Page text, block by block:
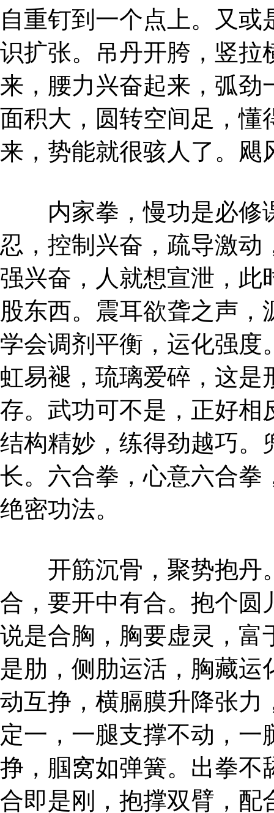
自重钉到一个点上。又
识扩张。吊丹开胯，竖拉
来，腰力兴奋起来，弧劲
面积大，圆转空间足，懂
来，势能就很骇人了。飓
内家拳，慢功是必修
忍，控制兴奋，疏导激动
强兴奋，人就想宣泄，此
股东西。震耳欲聋之声
学会调剂平衡，运化强度
虹易褪，琉璃爱碎，这是
存。武功可不是，正好相
结构精妙，练得劲越巧。
长。六合拳，心意六合拳
绝密功法。
开筋沉骨，聚势抱丹
合，要开中有合。抱个圆
说是合胸，胸要虚灵，富
是肋，侧肋运活，胸藏
动互挣，横膈膜升降张力
定一，一腿支撑不动，
挣，腘窝如弹簧。出拳不
合即是刚，抱撑双臂，配